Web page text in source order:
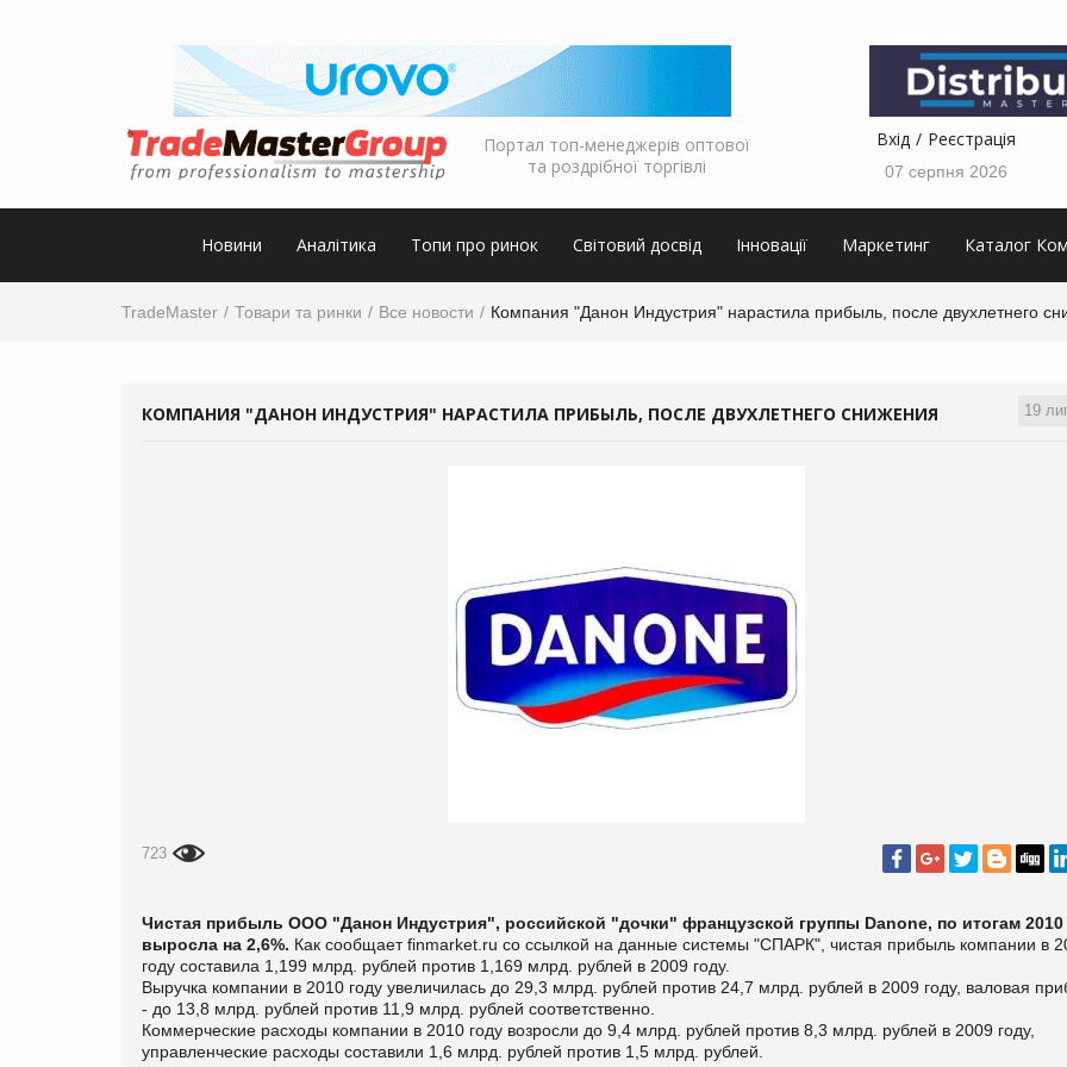
Портал топ-менеджерів оптової
та роздрібної торгівлі
Вхід Реєстрація
07 серпня 2026
Новини Аналітика Топи про ринок Світовий досвід Інновації Маркетинг Каталог
TradeMaster Товари та ринки Все новости Компания "Данон Индустрия" нарастила прибыль, после двухлетнего
19
КОМПАНИЯ "ДАНОН ИНДУСТРИЯ" НАРАСТИЛА ПРИБЫЛЬ, ПОСЛЕ ДВУХЛЕТНЕГО СНИЖЕНИЯ
723
Чистая прибыль ООО "Данон Индустрия", российской "дочки" французской группы Danone, по итогам 2010
выросла на 2,6%. Как сообщаетfinmarket.ru со ссылкой на данные системы "СПАРК", чистая прибыль компании в
году составила 1,199 млрд. рублей против 1,169 млрд. рублей в 2009 году.
Выручка компании в 2010 году увеличилась до 29,3 млрд. рублей против 24,7 млрд. рублей в 2009 году, валовая
- до 13,8 млрд. рублей против 11,9 млрд. рублей соответственно.
Коммерческие расходы компании в 2010 году возросли до 9,4 млрд. рублей против 8,3 млрд. рублей в 2009 году,
управленческие расходы составили 1,6 млрд. рублей против 1,5 млрд. рублей.